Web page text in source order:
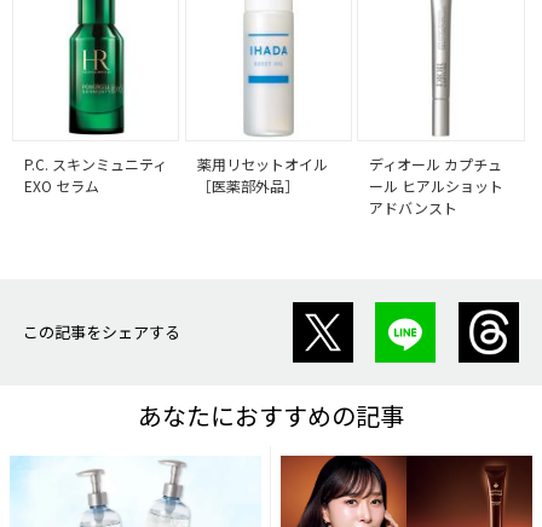
P.C. スキンミュニティ
EXO セラム
薬用リセットオイル
［医薬部外品］
ディオール カプチュ
ール ヒアルショット
アドバンスト
この記事をシェアする
あなたにおすすめの記事